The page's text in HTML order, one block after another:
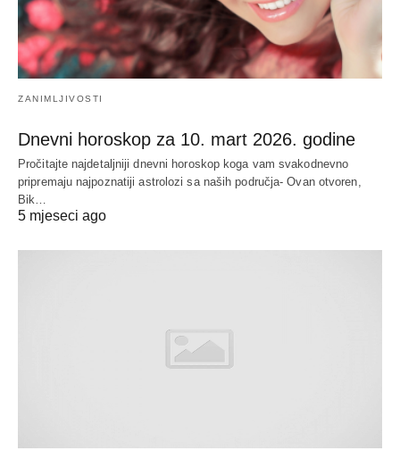
ZANIMLJIVOSTI
Dnevni horoskop za 10. mart 2026. godine
Pročitajte najdetaljniji dnevni horoskop koga vam svakodnevno
pripremaju najpoznatiji astrolozi sa naših područja- Ovan otvoren,
Bik…
5 mjeseci ago